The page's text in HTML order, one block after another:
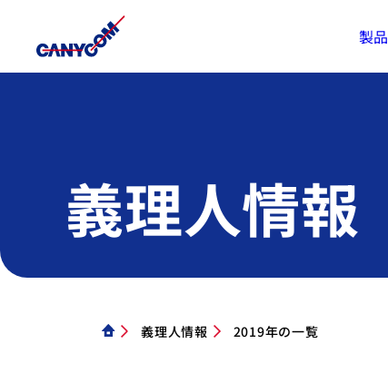
製品
義理人情報
義理人情報 2019年の一覧